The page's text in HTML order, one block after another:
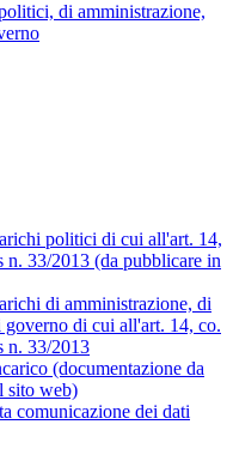
di amministrazione,
politici di cui all'art. 14,
n. 33/2013 (da pubblicare in
di amministrazione, di
governo di cui all'art. 14, co.
n. 33/2013
(documentazione da
sito web)
comunicazione dei dati